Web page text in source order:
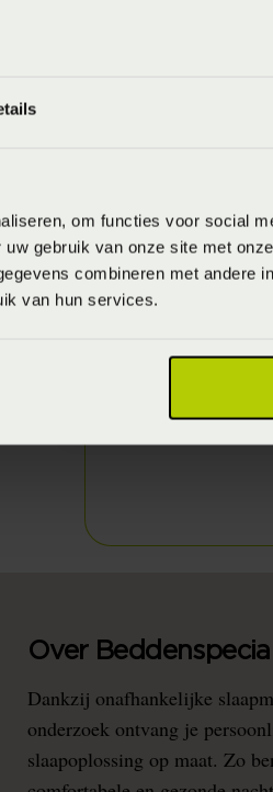
om functies voor social
gebruik van onze site met
combineren met andere
van hun services.
Over
Dankzij onafhankelijke
onderzoek ontvang je
slaapoplossing op maat. Zo